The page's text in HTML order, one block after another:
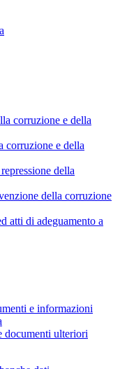
corruzione e della
corruzione e della
della
della corruzione
atti di adeguamento a
e informazioni
documenti ulteriori